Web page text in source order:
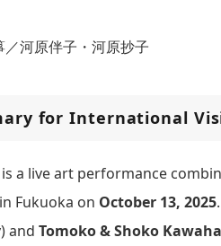
河原伴子・河原抄子
for International
is a live art performance
in Fukuoka on October 13, 2025
and Tomoko & Shoko